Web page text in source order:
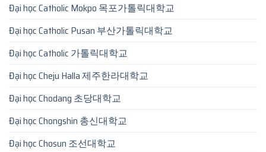
Đại học Catholic Mokpo 목포가톨릭대학교
Đại học Catholic Pusan 부산가톨릭대학교
Đại học Catholic 가톨릭대학교
Đại học Cheju Halla 제주한라대학교
Đại học Chodang 초당대학교
Đại học Chongshin 총신대학교
Đại học Chosun 조선대학교